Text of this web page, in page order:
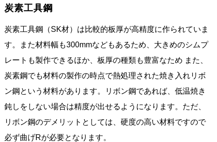
炭素工具鋼
炭素工具鋼（SK材）は比較的板厚が高精度に作られていま
す。また材料幅も300mmなどもあるため、大きめのシムプ
レートも製作できるほか、板厚の種類も豊富なため また、
炭素鋼でも材料の製作の時点で熱処理された焼き入れリボ
ン鋼という材料があります。リボン鋼であれば、低温焼き
鈍しをしない場合は精度が出せるようになります。ただ、
リボン鋼のデメリットとしては、硬度の高い材料ですので
必ず曲げRが必要となります。